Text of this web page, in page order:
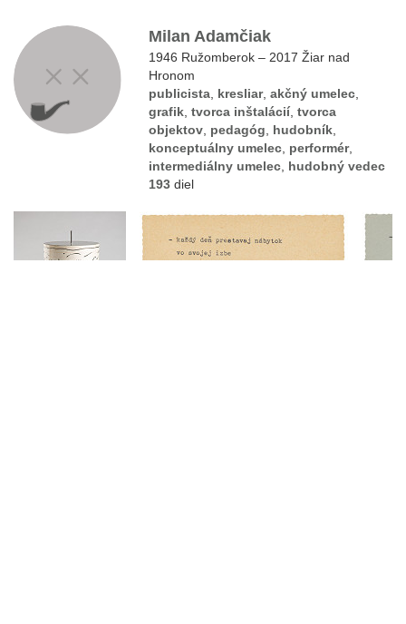
Milan Adamčiak
1946 Ružomberok – 2017 Žiar nad
Hronom
publicista, kresliar,akčný umelec,
grafik,tvorca inštalácií,tvorca
objektov, pedagóg, hudobník,
konceptuálny umelec, performér,
intermediálny umelec, hudobný vedec
193 diel